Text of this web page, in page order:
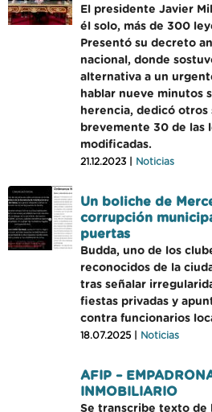
El presidente Javier
él solo, más de 300
Presentó su decreto
nacional, donde
alternativa a un
hablar nueve minutos
herencia, dedicó otros
brevemente 30 de las
modificadas.
21.12.2023 | Noticias
Un boliche de
corrupción
puertas
Budda, uno de los
reconocidos de la
tras señalar
fiestas privadas y
contra funcionarios
18.07.2025 | Noticias
AFIP –
INMOBILIARIO
Se transcribe texto de